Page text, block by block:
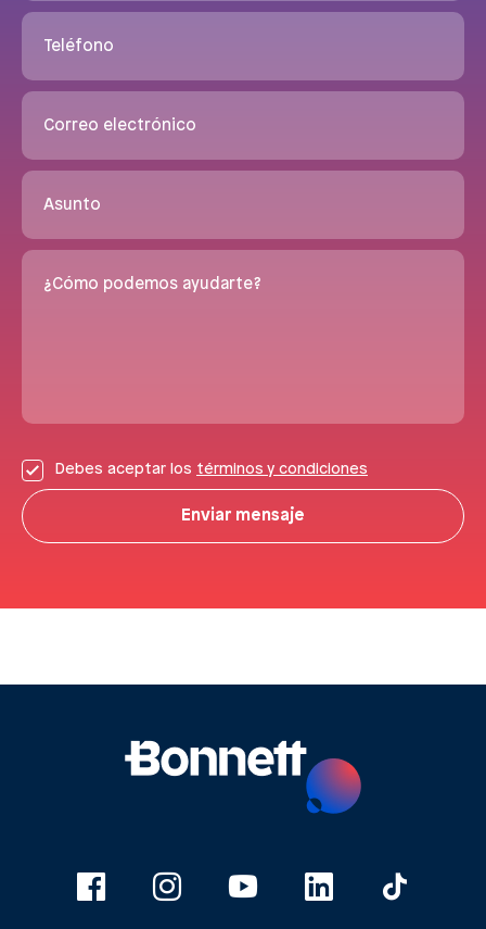
Teléfono
Correo electrónico
Asunto
¿Cómo podemos ayudarte?
Debes aceptar los términos y condiciones
Enviar mensaje